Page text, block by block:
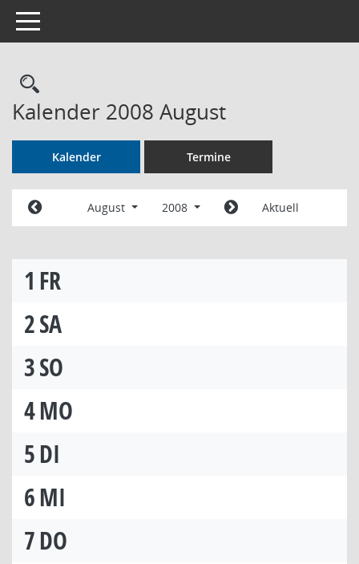
Toggle navigation
Rechercheauswahl
Kalender 2008 August
Kalender Termine
August 2008 Aktuell
1 FR
2SA
3SO
4MO
5DI
6MI
7DO